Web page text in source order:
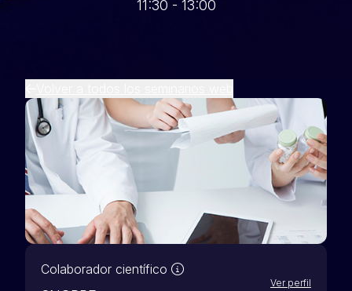
11:30 - 13:00
Colaborador científico Nuestros socios científicos
Ver perfil